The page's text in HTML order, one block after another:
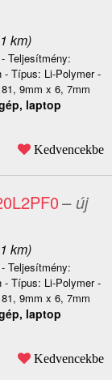
km)
Teljesítmény:
- Típus: Li-Polymer -
9mm x 6, 7mm
laptop
Kedvencekbe
– új
km)
Teljesítmény:
- Típus: Li-Polymer -
9mm x 6, 7mm
laptop
Kedvencekbe